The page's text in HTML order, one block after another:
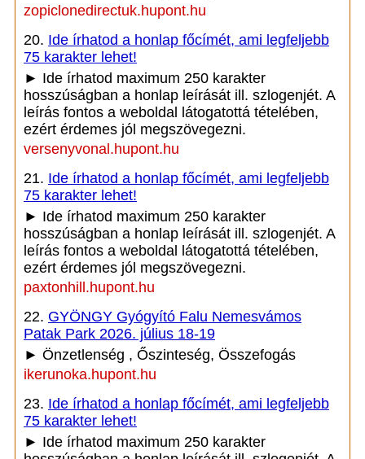
zopiclonedirectuk.hupont.hu
20. Ide írhatod a honlap főcímét, ami legfeljebb
75 karakter lehet!
► Ide írhatod maximum 250 karakter
hosszúságban a honlap leírását ill. szlogenjét. A
leírás fontos a weboldal látogatottá tételében,
ezért érdemes jól megszövegezni.
versenyvonal.hupont.hu
21. Ide írhatod a honlap főcímét, ami legfeljebb
75 karakter lehet!
► Ide írhatod maximum 250 karakter
hosszúságban a honlap leírását ill. szlogenjét. A
leírás fontos a weboldal látogatottá tételében,
ezért érdemes jól megszövegezni.
paxtonhill.hupont.hu
22. GYÖNGY Gyógyító Falu Nemesvámos
Patak Park 2026. július 18-19
► Önzetlenség , Őszinteség, Összefogás
ikerunoka.hupont.hu
23. Ide írhatod a honlap főcímét, ami legfeljebb
75 karakter lehet!
► Ide írhatod maximum 250 karakter